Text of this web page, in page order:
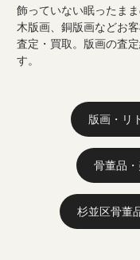
飾っていない眠ったま
木版画、銅版画などお
査定・買取。版画の査
す。
版画・リ
骨董品
杉並区骨董